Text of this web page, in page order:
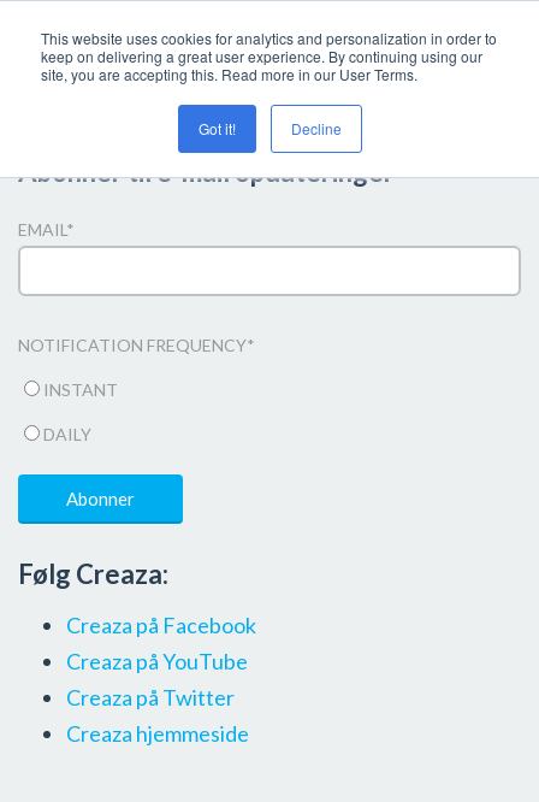
This website uses cookies for analytics and personalization in order to
keep on delivering a great user experience. By continuing using our
site, you are accepting this. Read more in our User Terms.
Got it! Decline
Abonner til e-mail opdateringer
EMAIL *
NOTIFICATION FREQUENCY*
INSTANT
DAILY
Følg Creaza:
Creaza på Facebook
Creaza på YouTube
Creaza på Twitter
Creaza hjemmeside